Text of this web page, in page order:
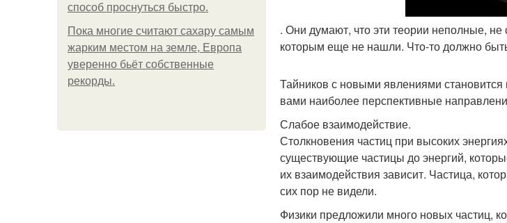
способ проснуться быстро.
Пока многие считают сахару самым
жарким местом на земле, Европа
уверенно бьёт собственные
рекорды.
. Они думают, что эти теории неполные, не
которым еще не нашли. Что-то должно
Тайников с новыми явлениями
вами наиболее перспективные
Слабое взаимодействие.
Столкновения частиц при высоких
существующие частицы до энергий,
их взаимодействия зависит. Частица,
сих пор не видели.
Физики предложили много новых частиц,